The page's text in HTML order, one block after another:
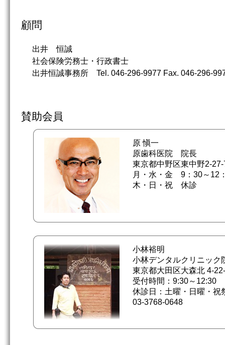
顧問
出井 恒誠
社会保険労務士・行政書士
出井恒誠事務所 Tel. 046-296-9977 Fax. 046-296-
賛助会員
原 愼一
原歯科医院 院長
東京都中野区東中野2-
月・水・金 9：30～
木・日・祝 休診
小林裕明
小林デンタルクリニック
東京都大田区大森北 4-
受付時間：9:30～12:30
休診日：土曜・日曜・祝
03-3768-0648